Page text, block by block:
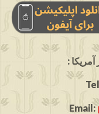
Email: